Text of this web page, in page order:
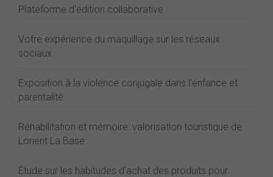
Plateforme d'édition collaborative
Votre expérience du maquillage sur les réseaux
sociaux
Exposition à la violence conjugale dans l'enfance et
parentalité
Réhabilitation et mémoire: valorisation touristique de
Lorient La Base
Étude sur les habitudes d'achat des produits pour